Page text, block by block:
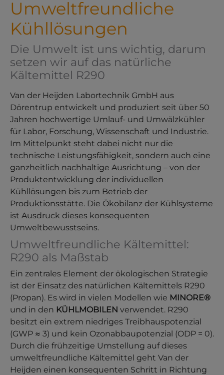
Umweltfreundliche
Kühllösungen
Die Umwelt ist uns wichtig, darum
setzen wir auf das natürliche
Kältemittel R290
Van der Heijden Labortechnik GmbH aus
Dörentrup entwickelt und produziert seit über 50
Jahren hochwertige Umlauf- und Umwälzkühler
für Labor, Forschung, Wissenschaft und Industrie.
Im Mittelpunkt steht dabei nicht nur die
technische Leistungsfähigkeit, sondern auch eine
ganzheitlich nachhaltige Ausrichtung – von der
Produktentwicklung der individuellen
Kühllösungen bis zum Betrieb der
Produktionsstätte. Die Ökobilanz der Kühlsysteme
ist Ausdruck dieses konsequenten
Umweltbewusstseins.
Umweltfreundliche Kältemittel:
R290 als Maßstab
Ein zentrales Element der ökologischen Strategie
ist der Einsatz des natürlichen Kältemittels R290
(Propan). Es wird in vielen Modellen wie MINORE®
und in den KÜHLMOBILEN verwendet. R290
besitzt ein extrem niedriges Treibhauspotenzial
(GWP ≈ 3) und kein Ozonabbaupotenzial (ODP = 0).
Durch die frühzeitige Umstellung auf dieses
umweltfreundliche Kältemittel geht Van der
Heijden einen konsequenten Schritt in Richtung